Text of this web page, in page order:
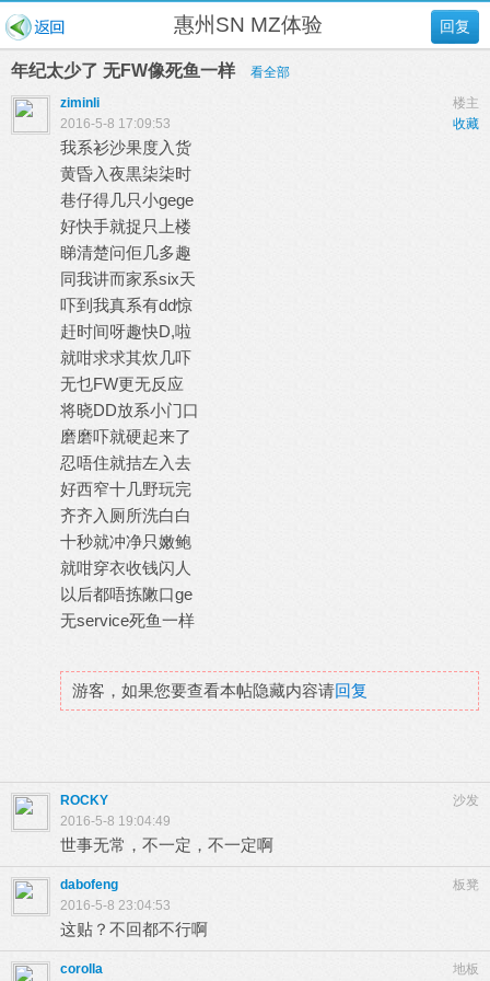
回复
惠州SN MZ体验
年纪太少了 无FW像死鱼一样
看全部
楼主
ziminli
收藏
2016-5-8 17:09:53
我系衫沙果度入货
黄昏入夜黒柒柒时
巷仔得几只小gege
好快手就捉只上楼
睇清楚问佢几多趣
同我讲而家系six天
吓到我真系有dd惊
赶时间呀趣快D,啦
就咁求求其炊几吓
无乜FW更无反应
将晓DD放系小门口
磨磨吓就硬起来了
忍唔住就拮左入去
好西窄十几野玩完
齐齐入厕所洗白白
十秒就冲净只嫩鲍
就咁穿衣收钱闪人
以后都唔拣敶口ge
无service死鱼一样
游客，如果您要查看本帖隐藏内容请回复
沙发
ROCKY
2016-5-8 19:04:49
世事无常，不一定，不一定啊
板凳
dabofeng
2016-5-8 23:04:53
这贴？不回都不行啊
地板
corolla